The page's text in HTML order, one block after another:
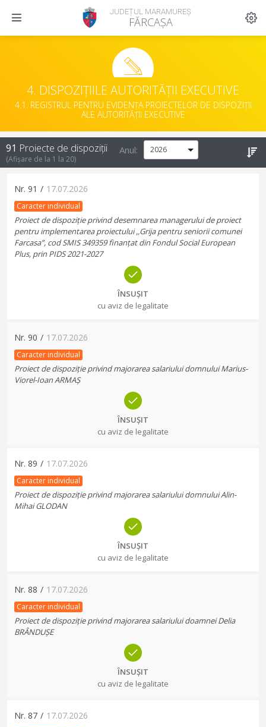
JUDEȚUL MARAMUREȘ
FĂRCAȘA
4. DISPOZIȚIILE AUTORITĂȚII EXECUTIVE
4.1. REGISTRUL PENTRU EVIDENȚA PROIECTELOR DE DISPOZIȚII
ALE AUTORITĂȚII EXECUTIVE
91 Proiecte de dispoziții
(Afișare de la 1 la 20)
Anul:
Nr. 91 / 17.07.2026
Caracter individual
Proiect de dispoziție privind desemnarea managerului de proiect
pentru implementarea proiectului ,,Grija pentru seniorii comunei
Farcasa”, cod SMIS 349359 finanțat din Fondul Social European
Plus, prin PIDS 2021-2027
ÎNSUȘIT
cu aviz de legalitate
Nr. 90 / 17.07.2026
Caracter individual
Proiect de dispoziție privind majorarea salariului domnului Marius-
Viorel-Ioan ARMAȘ
ÎNSUȘIT
cu aviz de legalitate
Nr. 89 / 17.07.2026
Caracter individual
Proiect de dispoziție privind majorarea salariului domnului Alin-
Mihai GLODAN
ÎNSUȘIT
cu aviz de legalitate
Nr. 88 / 17.07.2026
Caracter individual
Proiect de dispoziție privind majorarea salariului doamnei Delia
BRÂNDUȘE
ÎNSUȘIT
cu aviz de legalitate
Nr. 87 / 17.07.2026